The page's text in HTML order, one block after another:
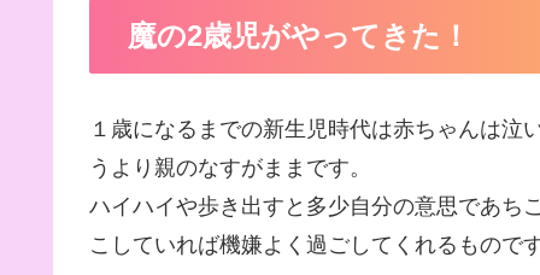
魔の2歳児がやってきた！
１歳になるまでの新生児時代は赤ちゃんは
うより親のなすがままです。
ハイハイや歩き出すと多少自分の意思であち
こしていれば機嫌よく過ごしてくれるもので